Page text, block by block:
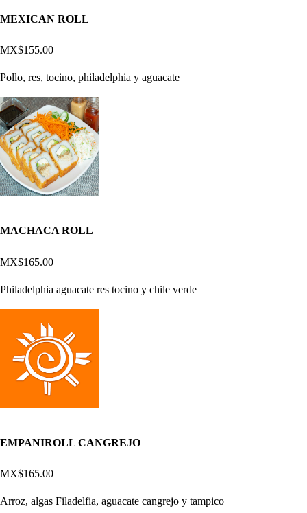
MEXICAN ROLL
MX$155.00
Pollo, res, tocino, philadelphia y aguacate
MACHACA ROLL
MX$165.00
Philadelphia aguacate res tocino y chile verde
EMPANIROLL CANGREJO
MX$165.00
Arroz, algas Filadelfia, aguacate cangrejo y tampico